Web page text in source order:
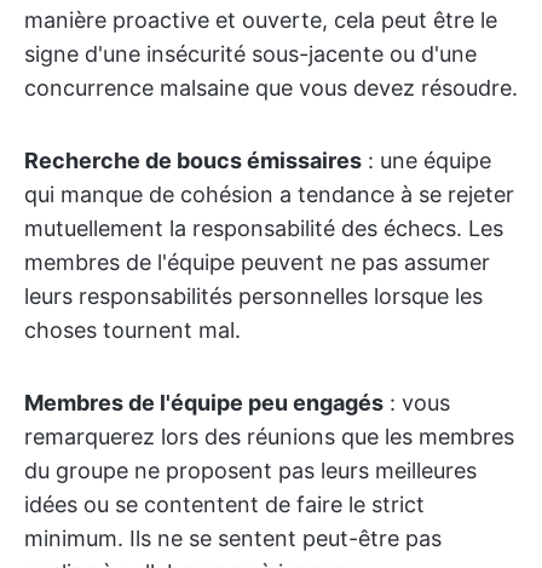
manière proactive et ouverte, cela peut être le
signe d'une insécurité sous-jacente ou d'une
concurrence malsaine que vous devez résoudre.
Recherche de boucs émissaires : une équipe
qui manque de cohésion a tendance à se rejeter
mutuellement la responsabilité des échecs. Les
membres de l'équipe peuvent ne pas assumer
leurs responsabilités personnelles lorsque les
choses tournent mal.
Membres de l'équipe peu engagés : vous
remarquerez lors des réunions que les membres
du groupe ne proposent pas leurs meilleures
idées ou se contentent de faire le strict
minimum. Ils ne se sentent peut-être pas